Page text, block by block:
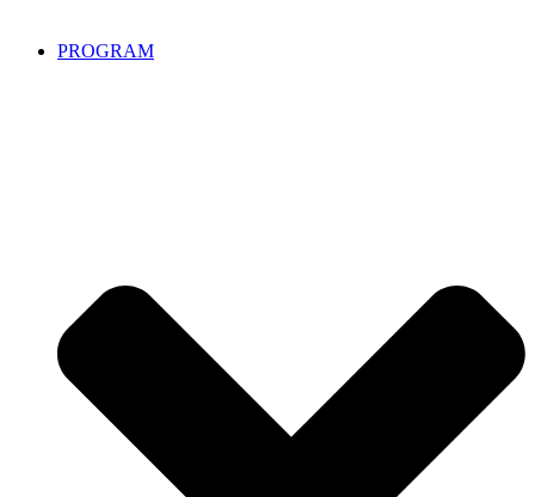
PROGRAM